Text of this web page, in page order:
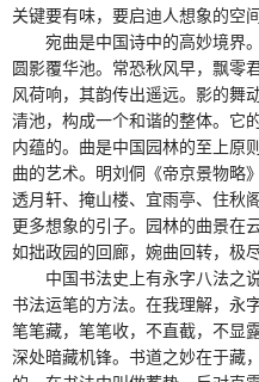
关键要有味，要启迪人想象的空间
宛曲是中国诗中的高妙境界。
圆影覆华池。常恐秋风早，飘零
风荷响，其韵传出遥远。影的舞
清池，构成一个和谐的整体。它
内蕴的。曲是中国园林的至上原
曲的艺术。明刘侗《帝京景物略
透月轩、掩山楼、宜雨亭、住秋
更多想象的引子。园林的曲景在
如拙政园的回廊，婉曲回转，极尽
中国书法史上有永字八法之说
书法运笔的方法。在我理解，永
笔笔藏，笔笔收，不直截，不显
深处暗藏机锋。书道之妙在于藏